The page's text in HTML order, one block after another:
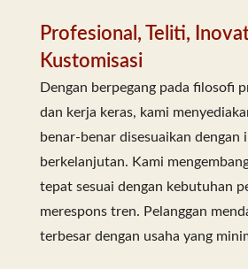
Profesional, Teliti,
Kustomisasi
Dengan berpegang pada filosofi
dan kerja keras, kami
benar-benar disesuaikan dengan
berkelanjutan. Kami
tepat sesuai dengan kebutuhan
merespons tren. Pelanggan
terbesar dengan usaha yang